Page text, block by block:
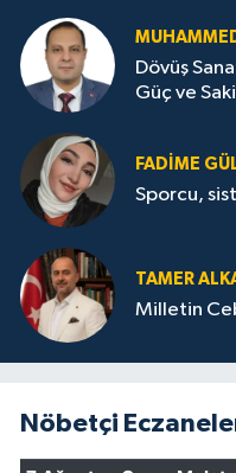
Dövüş
Güç ve
FADIME
Sporcu,
TAMER
Milletin
Nöbetçi